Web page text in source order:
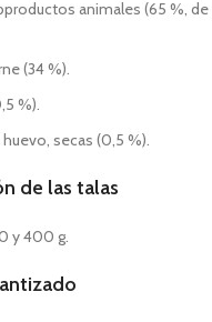
animales (65 %,
(34 %).
%).
huevo, secas (0,5 %).
de las talas
y 400 g.